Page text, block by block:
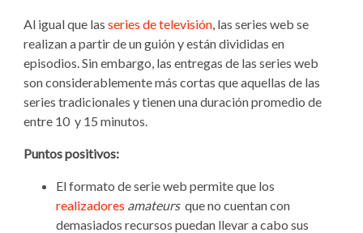
Al igual que las series de televisión , las series web se
realizan a partir de un guión y están divididas en
episodios. Sin embargo, las entregas de las series web
son considerablemente más cortas que aquellas de las
series tradicionales y tienen una duración promedio de
entre 10 y 15 minutos.
Puntos positivos:
El formato de serie web permite que los
realizadores amateursque no cuentan con
demasiados recursos puedan llevar a cabo sus